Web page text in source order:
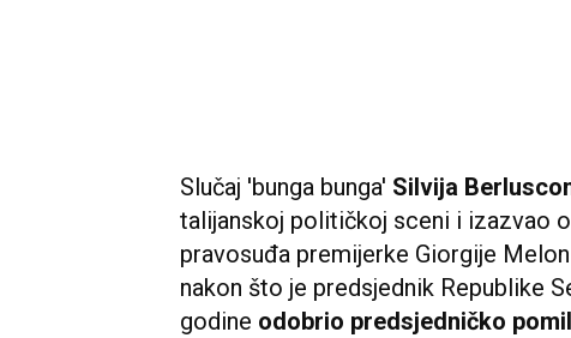
Slučaj 'bunga bunga' Silvija
talijanskoj političkoj sceni i izazvao
pravosuđa premijerke Giorgije
nakon što je predsjednik Republike
godine odobrio predsjedničko